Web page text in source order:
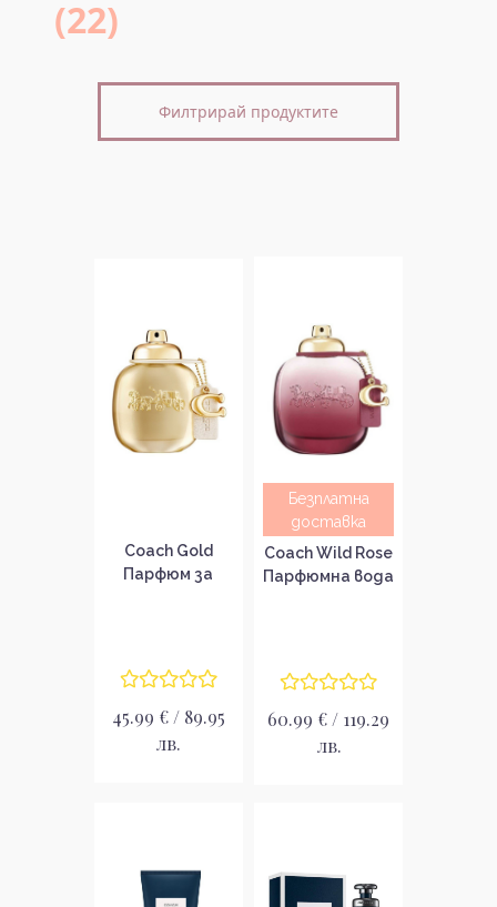
(22)
Филтрирай продуктите
Coach Gold
Парфюм за
45.99 € / 89.95
лв.
Безплатна
доставка
Coach Wild Rose
Парфюмна вода
60.99 € / 119.29
лв.